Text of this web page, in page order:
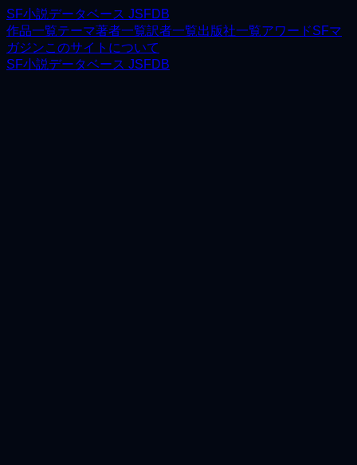
SF小説データベース JSFDB
作品一覧テーマ著者一覧訳者一覧出版社一覧アワードSFマ
ガジンこのサイトについて
SF小説データベース JSFDB